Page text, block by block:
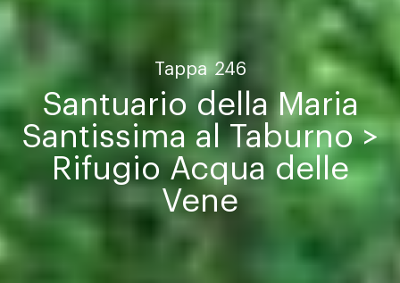
Tappa 246
Santuario della Maria
Santissima al Taburno >
Rifugio Acqua delle
Vene